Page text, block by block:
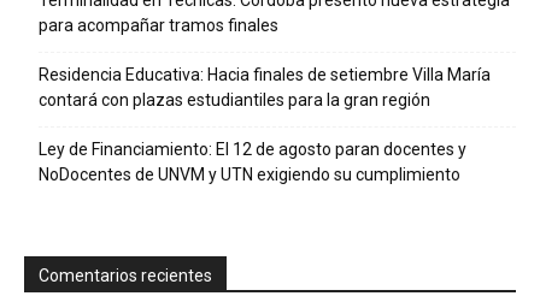
para acompañar tramos finales
Residencia Educativa: Hacia finales de setiembre Villa María
contará con plazas estudiantiles para la gran región
Ley de Financiamiento: El 12 de agosto paran docentes y
NoDocentes de UNVM y UTN exigiendo su cumplimiento
Comentarios recientes